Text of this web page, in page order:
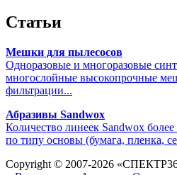
Статьи
Мешки для пылесосов
Одноразовые и многоразовые
многослойные высокопрочные
фильтрации...
Абразивы Sandwox
Количество линеек Sandwox
по типу основы (бумага, пленка,
Copyright © 2007-2026